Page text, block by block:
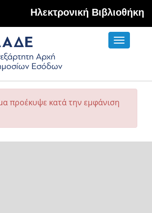
Hλεκτρονική Βιβλιοθήκη
Toggle
προέκυψε κατά την εμφάνιση